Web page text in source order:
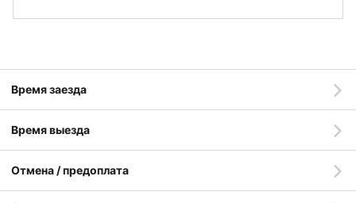
Время заезда
Время выезда
Отмена / предоплата